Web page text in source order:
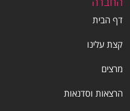
דף הבית
קצת עלינו
מרצים
הרצאות וסדנאות